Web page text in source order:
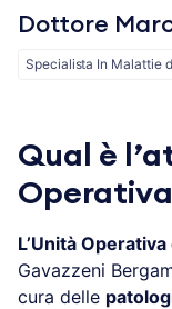
Qual è
L’Unità
Gavazzeni
cura delle
Dottore
Specialista In Malattie